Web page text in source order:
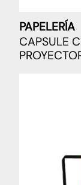
PAPELERÍA
CAPSULE